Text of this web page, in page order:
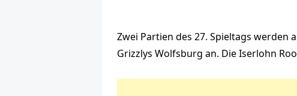
Zwei Partien des 27. Spieltags
Grizzlys Wolfsburg an. Die Iserlohn